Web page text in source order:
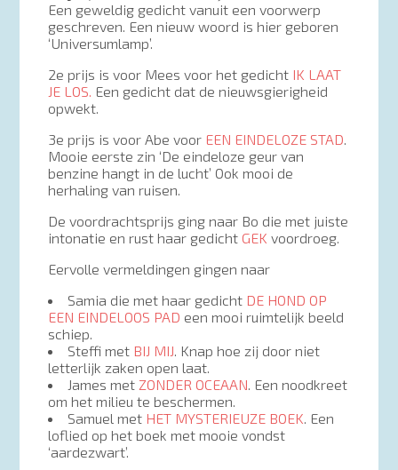
Een geweldig gedicht vanuit een voorwerp
geschreven. Een nieuw woord is hier geboren
‘Universumlamp’.
2e prijs is voor Mees voor het gedicht IK LAAT
JE LOS. Een gedicht dat de nieuwsgierigheid
opwekt.
3e prijs is voor Abe voor EEN EINDELOZE STAD.
Mooie eerste zin ‘De eindeloze geur van
benzine hangt in de lucht’ Ook mooi de
herhaling van ruisen.
De voordrachtsprijs ging naar Bo die met juiste
intonatie en rust haar gedicht GEKvoordroeg.
Eervolle vermeldingen gingen naar
Samia die met haar gedicht DE HOND OP
EEN EINDELOOS PAD een mooi ruimtelijk beeld
schiep.
Steffi met BIJ MIJ. Knap hoe zij door niet
letterlijk zaken open laat.
James met ZONDER OCEAAN. Een noodkreet
om het milieu te beschermen.
Samuel met HET MYSTERIEUZE BOEK. Een
loflied op het boek met mooie vondst
‘aardezwart’.